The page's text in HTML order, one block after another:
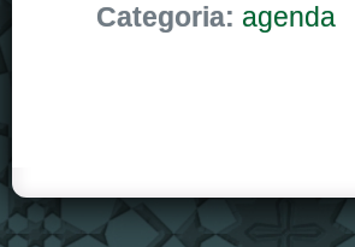
Categoria: agenda